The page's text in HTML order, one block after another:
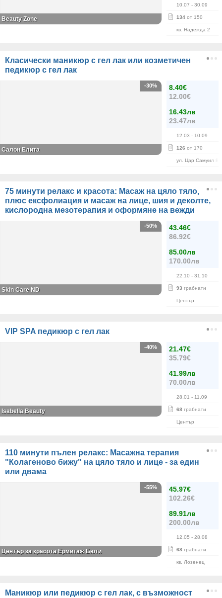
10.07 - 30.09
134 от 150
кв. Надежда 2
Beauty Zone
Класически маникюр с гел лак или козметичен
педикюр с гел лак
8.40€
12.00€
16.43лв
23.47лв
12.03 - 10.09
126 от 170
ул. Цар Самуил 84
-30%
Салон Елита
75 минути релакс и красота: Масаж на цяло тяло,
плюс ексфолиация и масаж на лице, шия и деколте,
кислородна мезотерапия и оформяне на вежди
43.46€
86.92€
85.00лв
170.00лв
22.10 - 31.10
93 грабнати
Център
-50%
Skin Care ND
VIP SPA педикюр с гел лак
21.47€
35.79€
41.99лв
70.00лв
28.01 - 11.09
68 грабнати
Център
-40%
Isabella Beauty
110 минути пълен релакс: Масажна терапия
"Колагеново бижу" на цяло тяло и лице - за един
или двама
45.97€
102.26€
89.91лв
200.00лв
12.05 - 28.08
68 грабнати
кв. Лозенец
-55%
Център за красота Ермитаж Бюти
Маникюр или педикюр с гел лак, с възможност